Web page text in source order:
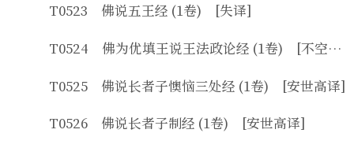
T0523 佛说五王经 (1卷) [失译]
T0524 佛为优填王说王法政论经 (1卷) [不空译]
T0525 佛说长者子懊恼三处经 (1卷) [安世高译]
T0526 佛说长者子制经 (1卷) [安世高译]